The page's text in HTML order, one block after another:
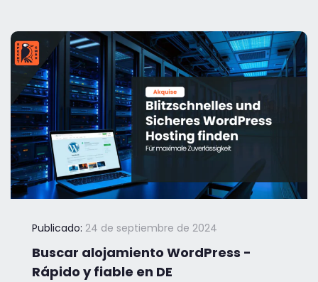
Publicado: 24 de septiembre de 2024
Buscar alojamiento WordPress -
Rápido y fiable en DE